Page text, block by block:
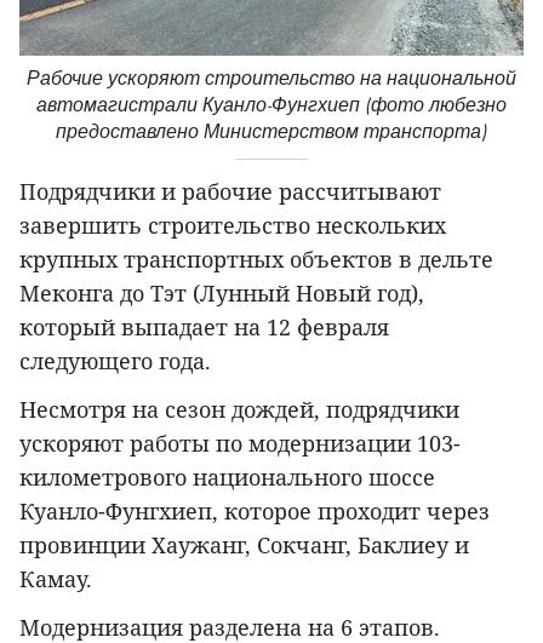
Рабочие ускоряют строительство на национальной
автомагистрали Куанло-Фунгхиеп (фото любезно
предоставлено Министерством транспорта)
Подрядчики и рабочие рассчитывают
завершить строительство нескольких
крупных транспортных объектов в дельте
Меконга до Тэт (Лунный Новый год),
который выпадает на 12 февраля
следующего года.
Несмотря на сезон дождей, подрядчики
ускоряют работы по модернизации 103-
километрового национального шоссе
Куанло-Фунгхиеп, которое проходит через
провинции Хаужанг, Сокчанг, Баклиеу и
Камау.
Модернизация разделена на 6 этапов.